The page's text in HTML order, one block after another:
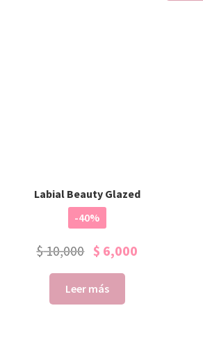
Labial Beauty Glazed
-40%
$10,000 $ 6,000
Leer más